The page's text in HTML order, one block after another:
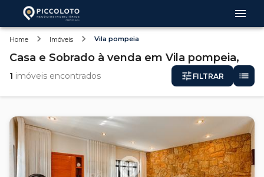
Home Imóveis Vila pompeia
Casa e Sobrado à venda em Vila pompeia,
1 imóveis encontrados FILTRAR